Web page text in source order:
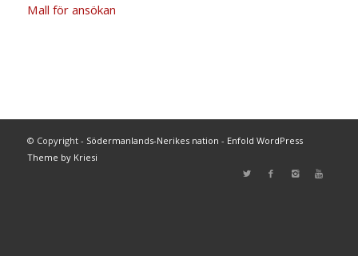
Mall för ansökan
© Copyright - Södermanlands-Nerikes nation - Enfold WordPress
Theme by Kriesi